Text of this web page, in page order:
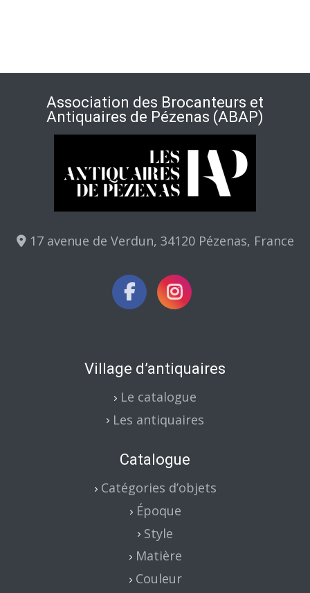
Association des Brocanteurs et
Antiquaires de Pézenas (ABAP)
17 avenue de Verdun, 34120 Pézenas, France
Village d’antiquaires
Le catalogue
Les antiquaires
Catalogue
Catégories d’objets
Époque
Style
Matière
Couleur